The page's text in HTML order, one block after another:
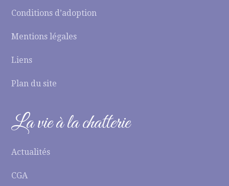
Conditions d’adoption
Mentions légales
Liens
Plan du site
La vie à la chatterie
Actualités
CGA